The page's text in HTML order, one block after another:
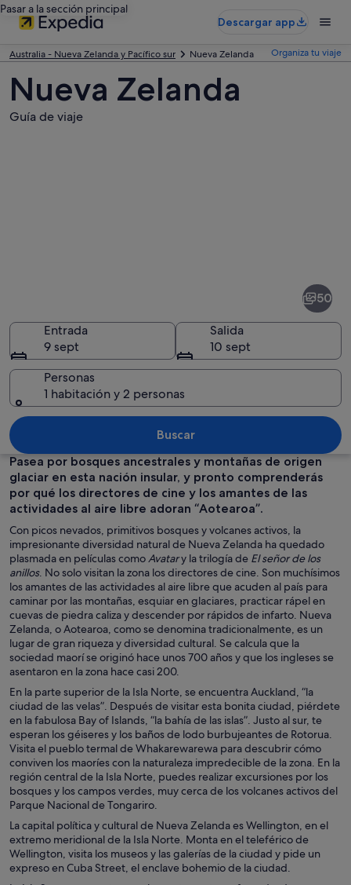
Pasar a la sección principal
Descargar app
Australia - Nueva Zelanda y Pacífico sur Nueva Zelanda Organiza tu viaje
Nueva Zelanda
Guía de viaje
Dos formaciones rocosas con una
50
Entrada
9 sept
Salida
10 sept
Personas
1 habitación y 2 personas
Buscar
Pasea por bosques ancestrales y montañas de origen
glaciar en esta nación insular, y pronto comprenderás
por qué los directores de cine y los amantes de las
actividades al aire libre adoran “Aotearoa”.
Con picos nevados, primitivos bosques y volcanes activos, la
impresionante diversidad natural de Nueva Zelanda ha quedado
plasmada en películas como Avatary la trilogía de El señor de los
anillos. No solo visitan la zona los directores de cine. Son muchísimos
los amantes de las actividades al aire libre que acuden al país para
caminar por las montañas, esquiar en glaciares, practicar rápel en
cuevas de piedra caliza y descender por rápidos de infarto. Nueva
Zelanda, o Aotearoa, como se denomina tradicionalmente, es un
lugar de gran riqueza y diversidad cultural. Se calcula que la
sociedad maorí se originó hace unos 700 años y que los ingleses se
asentaron en la zona hace casi 200.
En la parte superior de la Isla Norte, se encuentra Auckland, “la
ciudad de las velas”. Después de visitar esta bonita ciudad, piérdete
en la fabulosa Bay of Islands, “la bahía de las islas”. Justo al sur, te
esperan los géiseres y los baños de lodo burbujeantes de Rotorua.
Visita el pueblo termal de Whakarewarewa para descubrir cómo
conviven los maoríes con la naturaleza impredecible de la zona. En la
región central de la Isla Norte, puedes realizar excursiones por los
bosques y los campos verdes, muy cerca de los volcanes activos del
Parque Nacional de Tongariro.
La capital política y cultural de Nueva Zelanda es Wellington, en el
extremo meridional de la Isla Norte. Monta en el teleférico de
Wellington, visita los museos y las galerías de la ciudad y pide un
expreso en Cuba Street, el enclave bohemio de la ciudad.